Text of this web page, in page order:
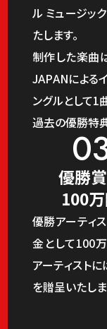
ル ミュージッ
たします。
制作した楽曲
JAPANによる
ングルとして1
過去の優勝特
優勝
100
優勝アーティ
金として100
アーティスト
を贈呈いたしま